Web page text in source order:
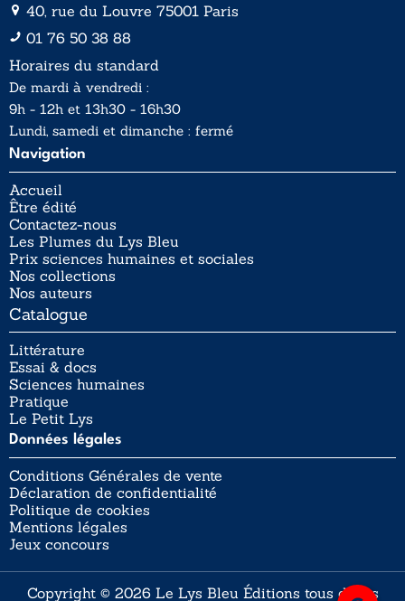
40, rue du Louvre 75001 Paris
01 76 50 38 88
Horaires du standard
De mardi à vendredi :
9h - 12h et 13h30 - 16h30
Lundi, samedi et dimanche : fermé
Navigation
Accueil
Être édité
Contactez-nous
Les Plumes du Lys Bleu
Prix sciences humaines et sociales
Nos collections
Nos auteurs
Catalogue
Littérature
Essai & docs
Sciences humaines
Pratique
Le Petit Lys
Données légales
Conditions Générales de vente
Déclaration de confidentialité
Politique de cookies
Mentions légales
Jeux concours
Copyright © 2026 Le Lys Bleu Éditions tous droits